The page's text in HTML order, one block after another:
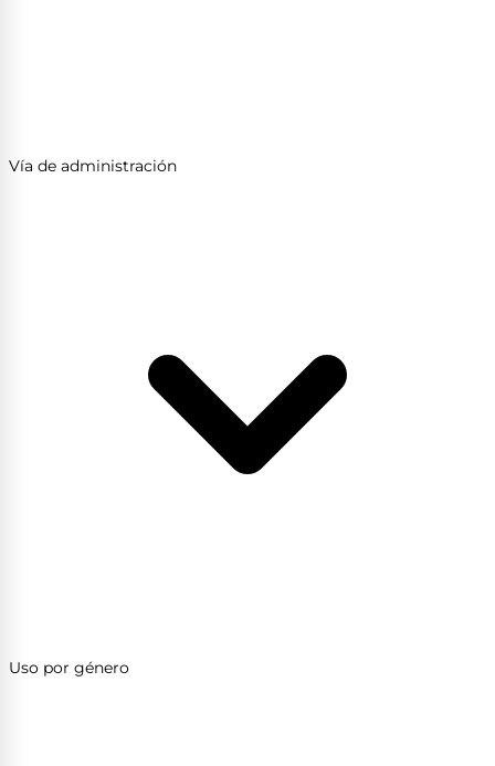
Vía de administración
Uso por género